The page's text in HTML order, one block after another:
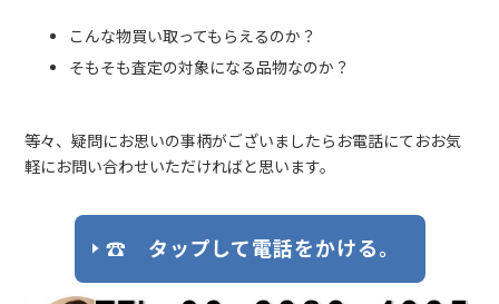
こんな物買い取ってもらえるのか？
そもそも査定の対象になる品物なのか？
等々、疑問にお思いの事柄がございましたらお電話にておお気
軽にお問い合わせいただければと思います。
☎ タップして電話をかける。